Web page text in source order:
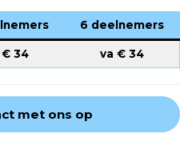
6 deelnemers
€ 34 va € 34
met ons op